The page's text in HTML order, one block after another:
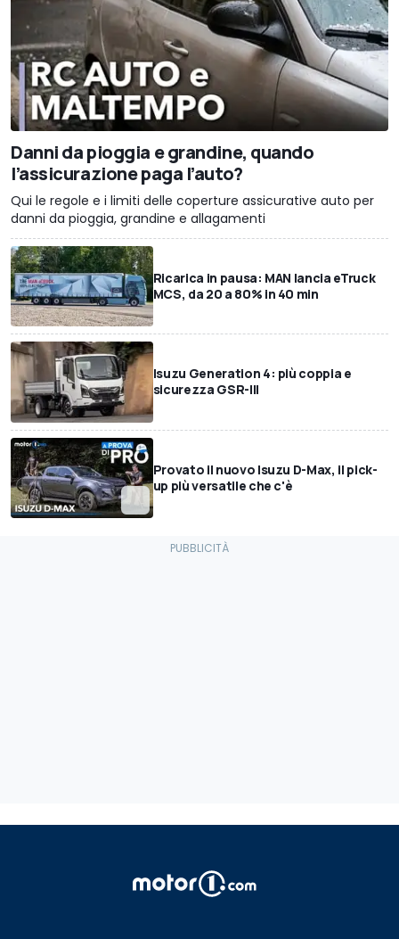
Danni da pioggia e grandine, quando
l’assicurazione paga l’auto?
Qui le regole e i limiti delle coperture assicurative auto per
danni da pioggia, grandine e allagamenti
Ricarica in pausa: MAN lancia eTruck
MCS, da 20 a 80% in 40 min
Isuzu Generation 4: più coppia e
sicurezza GSR-III
Provato il nuovo Isuzu D-Max, il pick-
up più versatile che c'è